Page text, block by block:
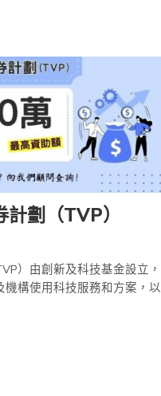
劃（TVP）
）由創新及科技基金設立，
機構使用科技服務和方案，以